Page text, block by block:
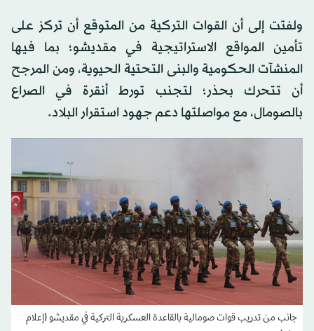
ولفتت إلى أن القوات التركية من المتوقع أن تركز على
تأمين المواقع الاستراتيجية في مقديشو؛ بما فيها
المنشآت الحكومية والبنى التحتية الحيوية، ومن المرجح
أن تتحرك بحذر؛ لتجنب تورط أنقرة في الصراع
بالصومال، مع مواصلتها دعم جهود استقرار البلاد.
جانب من تدريب قوات صومالية بالقاعدة العسكرية التركية في مقديشو (إعلام